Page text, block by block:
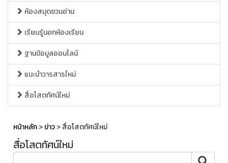
ห้องสมุดชวนอ่าน
เรียนรู้นอกห้องเรียน
ฐานข้อมูลออนไลน์
แนะนำวารสารใหม่
สื่อโสตทัศน์ใหม่
หน้าหลัก>ข่าว> สื่อโสตทัศน์ใหม่
สื่อโสตทัศน์ใหม่